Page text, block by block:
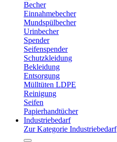
Becher
Einnahmebecher
Mundspülbecher
Urinbecher
Spender
Seifenspender
Schutzkleidung
Bekleidung
Entsorgung
Mülltüten LDPE
Reinigung
Seifen
Papierhandtücher
Industriebedarf
Zur Kategorie Industriebedarf